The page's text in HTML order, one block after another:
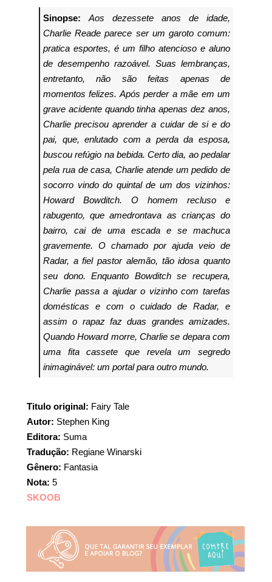
Sinopse:
Aos dezessete anos de idade,
Charlie Reade parece ser um garoto comum:
pratica esportes, é um filho atencioso e aluno
de desempenho razoável. Suas lembranças,
entretanto, não são feitas apenas de
momentos felizes. Após perder a mãe em um
grave acidente quando tinha apenas dez anos,
Charlie precisou aprender a cuidar de si e do
pai, que, enlutado com a perda da esposa,
buscou refúgio na bebida.Certo dia, ao pedalar
pela rua de casa, Charlie atende um pedido de
socorro vindo do quintal de um dos vizinhos:
Howard Bowditch. O homem recluso e
rabugento, que amedrontava as crianças do
bairro, cai de uma escada e se machuca
gravemente. O chamado por ajuda veio de
Radar, a fiel pastor alemão, tão idosa quanto
seu dono. Enquanto Bowditch se recupera,
Charlie passa a ajudar o vizinho com tarefas
domésticas e com o cuidado de Radar, e
assim o rapaz faz duas grandes amizades.
Quando Howard morre, Charlie se depara com
uma fita cassete que revela um segredo
inimaginável: um portal para outro mundo.
Titulo original: Fairy Tale
Autor: Stephen King
Editora: Suma
Tradução: Regiane Winarski
Gênero: Fantasia
Nota: 5
SKOOB